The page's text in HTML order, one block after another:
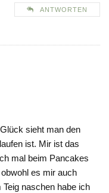
ANTWORTEN
sieht man den
ist. Mir ist das
mal beim Pancakes
es mir auch
naschen habe ich